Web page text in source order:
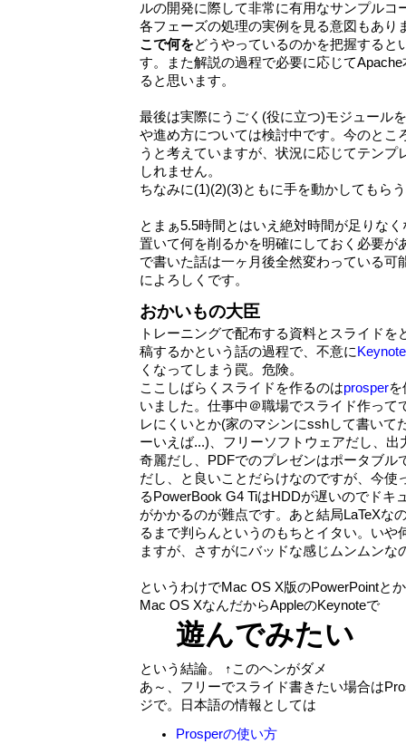
ルの開発に際して非常に有用なサンプルコ
各フェーズの処理の実例を見る意図もあり
こで何をどうやっているのかを把握すると
す。また解説の過程で必要に応じて
ると思います。
最後は実際にうごく(役に立つ)モジュール
や進め方については検討中です。今のとこ
うと考えていますが、状況に応じてテンプ
しれません。
ちなみに(1)(2)(3)ともに手を動かしてもら
とまぁ5.5時間とはいえ絶対時間が足りな
置いて何を削るかを明確にしておく必要が
で書いた話は一ヶ月後全然変わっている可
によろしくです。
おかいもの大臣
トレーニングで配布する資料とスライドを
稿するかという話の過程で、不意に Keynote
くなってしまう罠。危険。
ここしばらくスライドを作るのはprosper
いました。仕事中＠職場でスライド作って
レにくいとか(家のマシンにsshして書いて
ーいえば...)、フリーソフトウェアだし、出
奇麗だし、PDFでのプレゼンはポータブル
だし、と良いことだらけなのですが、今使
るPowerBook G4 TiはHDDが遅いのでドキ
がかかるのが難点です。あと結局LaTeXな
るまで判らんというのもちとイタい。いや
ますが、さすがにバッドな感じムンムンな
というわけでMac OS X版のPowerPointと
Mac OS XなんだからAppleのKeynoteで
遊んでみたい
という結論。 ↑このヘンがダメ
あ～、フリーでスライド書きたい場合は
ジで。日本語の情報としては
Prosperの使い方